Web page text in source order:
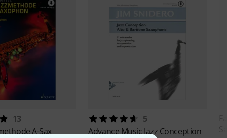
13
A-Sax
5
Advance MusicJazz Conception